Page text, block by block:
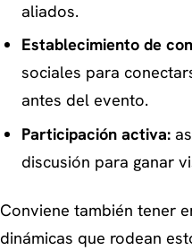
aliados.
Establecimiento de
sociales para
antes del evento.
Participación activa:
discusión para ganar
Conviene también tener
dinámicas que rodean